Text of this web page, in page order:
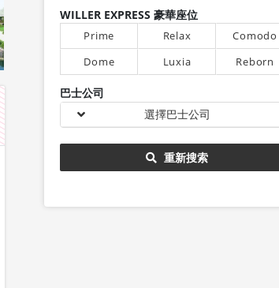
WILLER EXPRESS 豪華座位
Prime Relax
Comodo
Dome
Luxia Reborn
巴士公司
選擇巴士公司
重新搜索